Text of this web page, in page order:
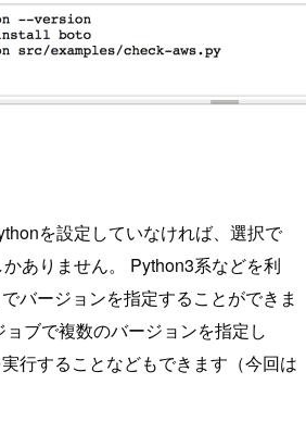
を設定していなければ、選択で
ありません。 Python3系などを利
バージョンを指定することができま
ブで複数のバージョンを指定し
行することなどもできます（今回は